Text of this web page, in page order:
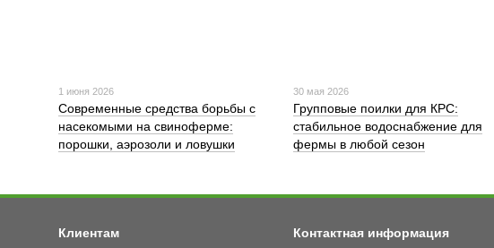
1 июня 2026
Современные средства борьбы с
насекомыми на свиноферме:
порошки, аэрозоли и ловушки
30 мая 2026
Групповые поилки для КРС:
стабильное водоснабжение для
фермы в любой сезон
Клиентам Контактная информация